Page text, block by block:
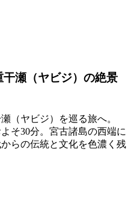
瀬（ヤビジ）の絶景
（ヤビジ）を巡る旅へ。
そ30分。宮古諸島の西端に
らの伝統と文化を色濃く残